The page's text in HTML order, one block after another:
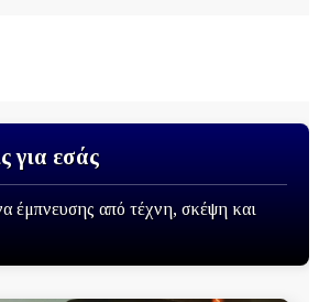
για εσάς
έμπνευσης από τέχνη, σκέψη και